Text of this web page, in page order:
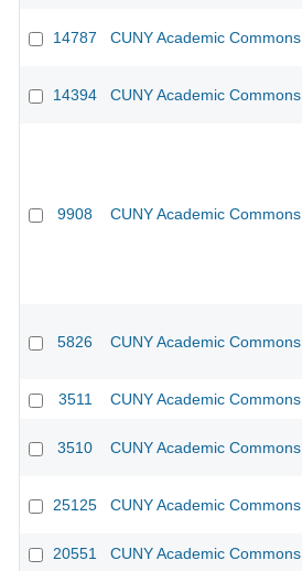
14787 CUNY Academic Commons
14394 CUNY Academic Commons
9908 CUNY Academic Commons
5826 CUNY Academic Commons
3511 CUNY Academic Commons
3510 CUNY Academic Commons
25125 CUNY Academic Commons
20551 CUNY Academic Commons